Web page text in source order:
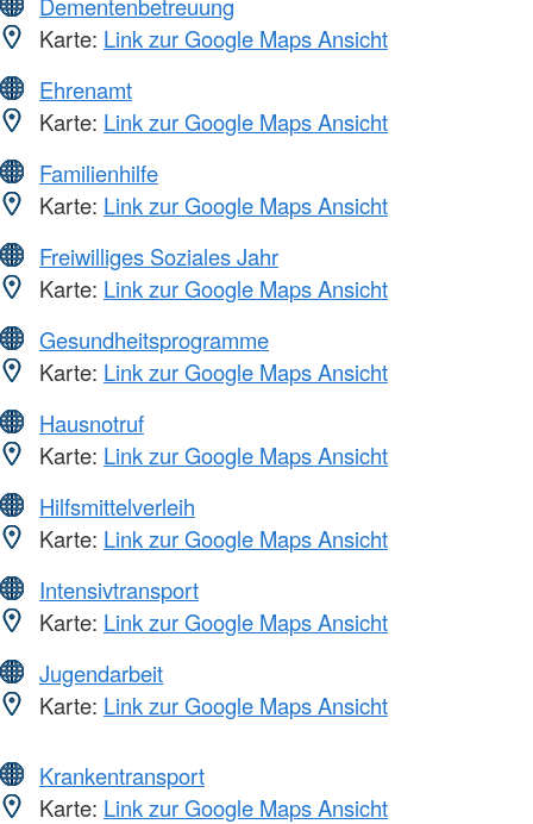
Karte: Link zur Google Maps Ansicht
Ehrenamt
Karte: Link zur Google Maps Ansicht
Familienhilfe
Karte: Link zur Google Maps Ansicht
Freiwilliges Soziales Jahr
Karte: Link zur Google Maps Ansicht
Gesundheitsprogramme
Karte: Link zur Google Maps Ansicht
Hausnotruf
Karte: Link zur Google Maps Ansicht
Hilfsmittelverleih
Karte: Link zur Google Maps Ansicht
Intensivtransport
Karte: Link zur Google Maps Ansicht
Jugendarbeit
Karte: Link zur Google Maps Ansicht
Krankentransport
Karte: Link zur Google Maps Ansicht